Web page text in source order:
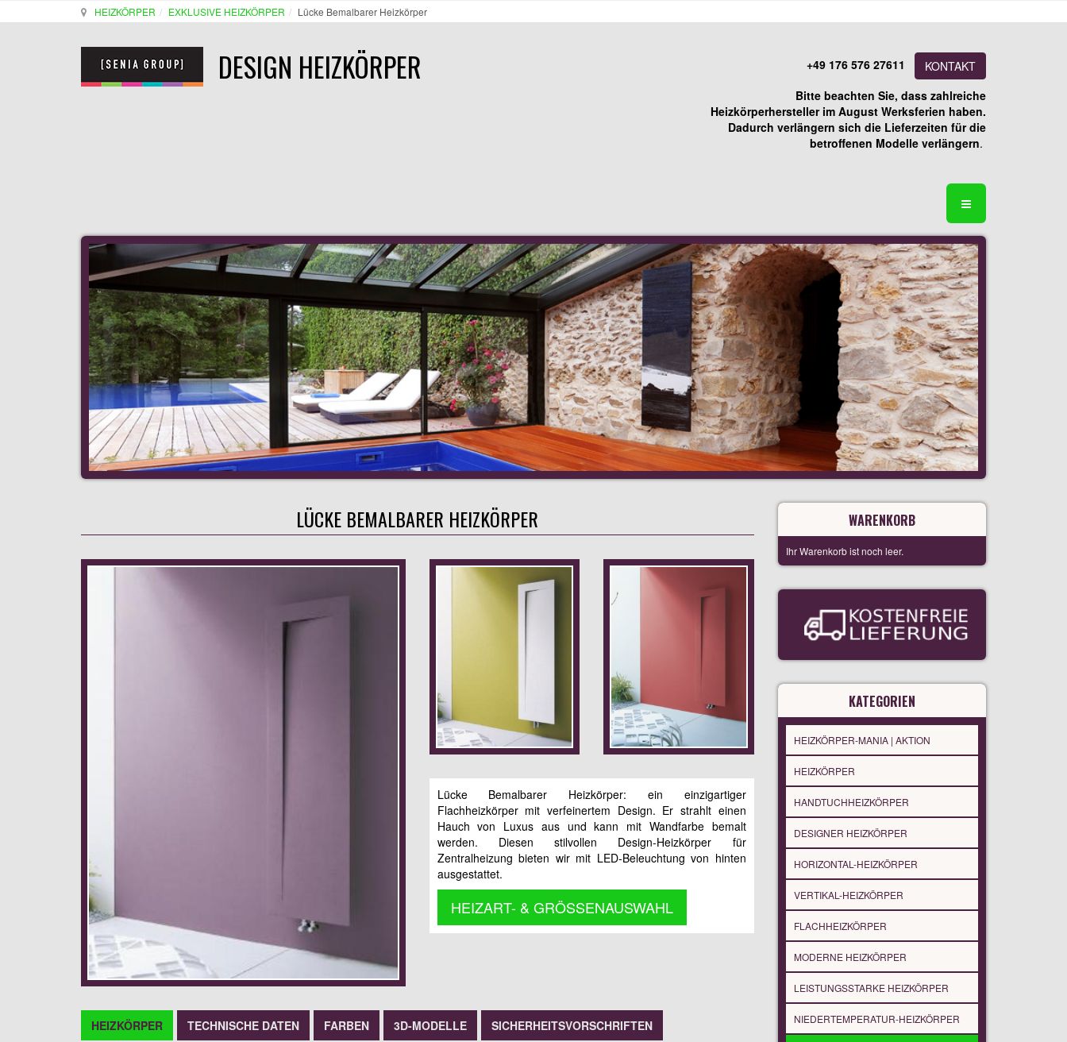
HEIZKÖRPER EXKLUSIVE HEIZKÖRPER Lücke Bemalbarer Heizkörper
DESIGN HEIZKÖRPER +49 176 576 27611
KONTAKT
Bitte beachten Sie, dass zahlreiche
Heizkörperhersteller im August Werksferien haben.
Dadurch verlängern sich die Lieferzeiten für die
betroffenen Modelle verlängern.
LÜCKE BEMALBARER HEIZKÖRPER
Lücke Bemalbarer Heizkörper: ein einzigartiger
Flachheizkörper mit verfeinertem Design. Er strahlt einen
Hauch von Luxus aus und kann mit Wandfarbe bemalt
werden. Diesen stilvollen Design-Heizkörper für
Zentralheizung bieten wir mit LED-Beleuchtung von hinten
ausgestattet.
HEIZART- & GRÖSSENAUSWAHL
HEIZKÖRPER TECHNISCHE DATEN FARBEN 3D-MODELLE SICHERHEITSVORSCHRIFTEN
WARENKORB
Ihr Warenkorb ist noch leer.
KATEGORIEN
HEIZKÖRPER-MANIA | AKTION
HEIZKÖRPER
HANDTUCHHEIZKÖRPER
DESIGNER HEIZKÖRPER
HORIZONTAL-HEIZKÖRPER
VERTIKAL-HEIZKÖRPER
FLACHHEIZKÖRPER
MODERNE HEIZKÖRPER
LEISTUNGSSTARKE HEIZKÖRPER
NIEDERTEMPERATUR-HEIZKÖRPER